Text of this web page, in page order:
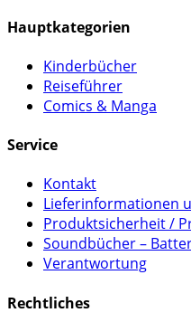
Hauptkategorien
Kinderbücher
Reiseführer
Comics & Manga
Service
Kontakt
Lieferinformationen
Produktsicherheit /
Soundbücher –
Verantwortung
Rechtliches